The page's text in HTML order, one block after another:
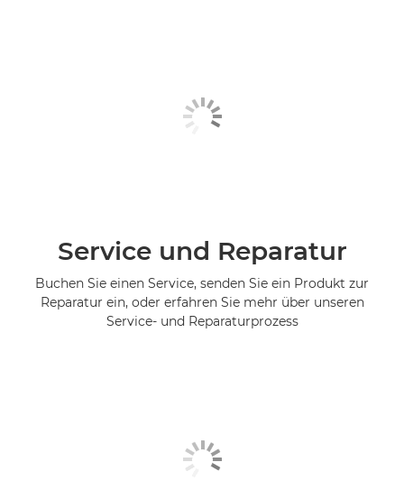
Service und Reparatur
Buchen Sie einen Service, senden Sie ein Produkt zur
Reparatur ein, oder erfahren Sie mehr über unseren
Service- und Reparaturprozess